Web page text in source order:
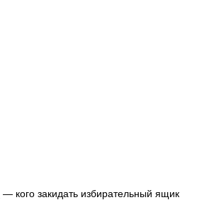
— кого закидать избирательный ящик